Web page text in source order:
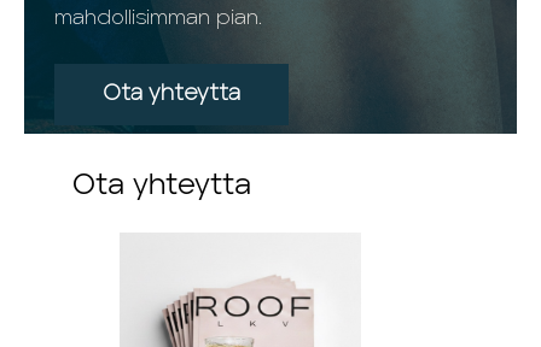
mahdollisimman pian.
Ota yhteytta
Ota yhteytta